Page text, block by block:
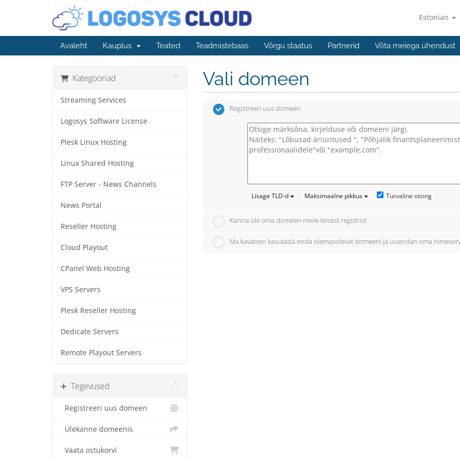
Estonian
Avaleht Kauplus Teated Teadmistebaas Võrgu staatus Partnerid Võta meiega ühendust
Kategooriad
Streaming Services
Logosys Software License
Plesk Linux Hosting
Linux Shared Hosting
FTP Server - News Channels
News Portal
Reseller Hosting
Cloud Playout
CPanel Web Hosting
VPS Servers
Plesk Reseller Hosting
Dedicate Servers
Remote Playout Servers
Tegevused
Registreeri uus domeen
Ülekanne domeenis
Vaata ostukorvi
Vali domeen
Registreeri uus domeen
Lisage TLD-d Maksimaalne pikkus Turvaline otsing
Kanna üle oma domeen meile teisest registrist
Ma kavatsen kasutada enda olemasolevat domeeni ja uuendan oma